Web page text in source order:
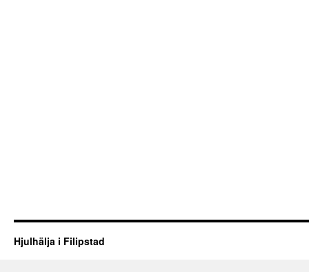
Hjulhälja i Filipstad